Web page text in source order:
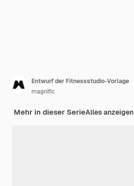
Entwurf der Fitnessstudio-Vorlage
magnific
Mehr in dieser SerieAlles anzeigen